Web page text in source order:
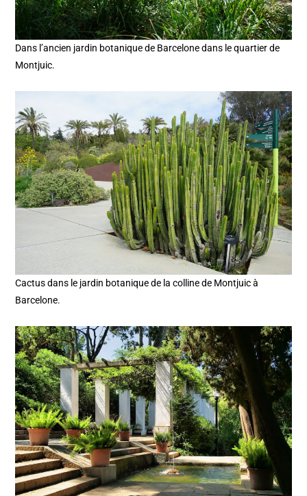
Dans l’ancien jardin botanique de Barcelone dans le quartier de
Montjuic.
Cactus dans le jardin botanique de la colline de Montjuic à
Barcelone.